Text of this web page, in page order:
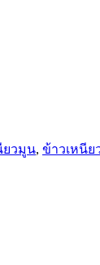
ยวมูน, ข้าวเหนีย